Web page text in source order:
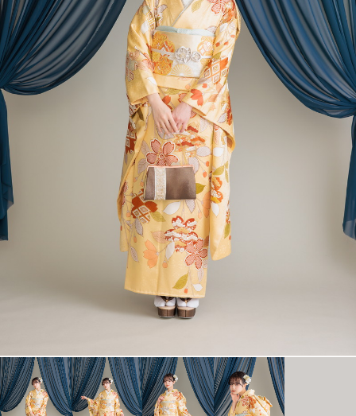
ママ振袖相談会
衣裳カタログ
LOOKBOOK
高校3年生の方へ
大学1年生の方へ
大学2年生の方へ
ヘアスタイリング特集
コンセプト